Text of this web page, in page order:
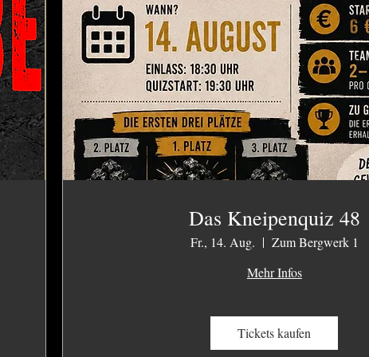
Das Kneipenquiz 48
Fr., 14. Aug.
Zum Bergwerk 1
Mehr Infos
Tickets kaufen